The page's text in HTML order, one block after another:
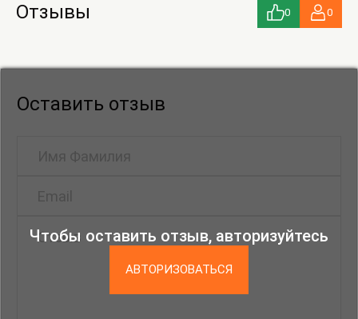
Отзывы 0 0
Чтобы оставить отзыв, авторизуйтесь
АВТОРИЗОВАТЬСЯ
Оставить отзыв